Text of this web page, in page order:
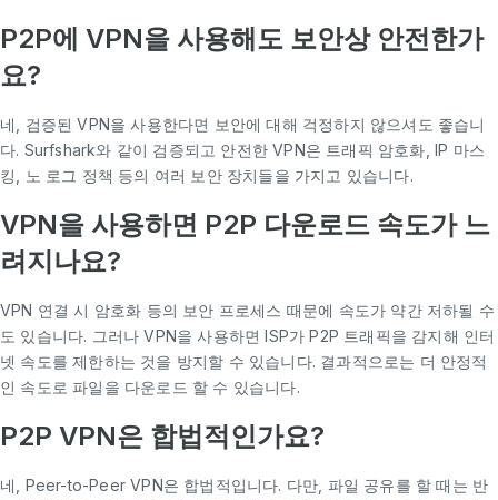
P2P에 VPN을 사용해도 보안상 안전한가
요?
네, 검증된 VPN을 사용한다면 보안에 대해 걱정하지 않으셔도 좋습니
다. Surfshark와 같이 검증되고 안전한 VPN은 트래픽 암호화, IP 마스
킹, 노 로그 정책 등의 여러 보안 장치들을 가지고 있습니다.
VPN을 사용하면 P2P 다운로드 속도가 느
려지나요?
VPN 연결 시 암호화 등의 보안 프로세스 때문에 속도가 약간 저하될 수
도 있습니다. 그러나 VPN을 사용하면 ISP가 P2P 트래픽을 감지해 인터
넷 속도를 제한하는 것을 방지할 수 있습니다. 결과적으로는 더 안정적
인 속도로 파일을 다운로드 할 수 있습니다.
P2P VPN은 합법적인가요?
네, Peer-to-Peer VPN은 합법적입니다. 다만, 파일 공유를 할 때는 반